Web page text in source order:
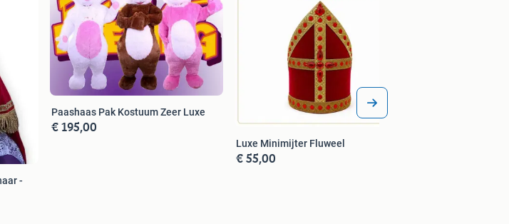
-
Paashaas Pak Kostuum Zeer Luxe
€ 195,00
Luxe Minimijter Fluweel
€ 55,00